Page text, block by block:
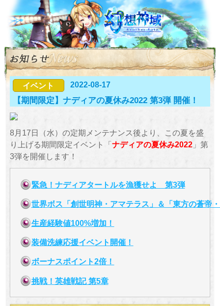
イベント 2022-08-17
【期間限定】ナディアの夏休み2022 第3弾 開催！
8月17日（水）の定期メンテナンス後より、この夏を盛
り上げる期間限定イベント「ナディアの夏休み2022」第
3弾を開催します！
緊急！ナディアタートルを漁獲せよ 第3弾
世界ボス「創世明神・アマテラス」＆「東方の蒼帝
生産経験値100%増加！
装備洗練応援イベント開催！
ボーナスポイント2倍！
挑戦！英雄戦記 第5章